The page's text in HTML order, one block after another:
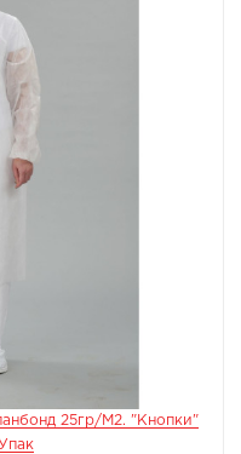
25гр/м2. "кнопки"